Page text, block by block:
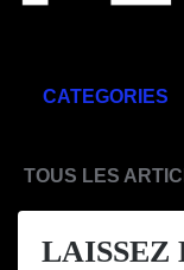
CATEGORIES
TOUS LES
LAISSEZ